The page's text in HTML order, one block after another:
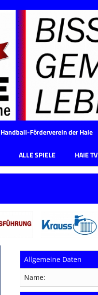
Handball-Förderverein der Haie
ALLE SPIELE HAIE TV
Allgemeine Daten
Name: